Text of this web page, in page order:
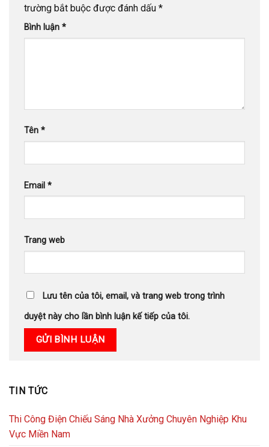
trường bắt buộc được đánh dấu *
Bình luận *
Tên *
Email *
Trang web
Lưu tên của tôi, email, và trang web trong trình
duyệt này cho lần bình luận kế tiếp của tôi.
TIN TỨC
Thi Công Điện Chiếu Sáng Nhà Xưởng Chuyên Nghiệp Khu
Vực Miền Nam